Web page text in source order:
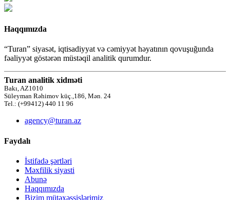
Haqqımızda
“Turan” siyasət, iqtisadiyyat və cəmiyyət həyatının qovuşuğunda
fəaliyyət göstərən müstəqil analitik qurumdur.
Turan analitik xidməti
Bakı, AZ1010
Süleyman Rəhimov küç.,186, Mən. 24
Tel.: (+99412) 440 11 96
agency@turan.az
Faydalı
İstifadə şərtləri
Məxfilik siyasti
Abunə
Haqqımızda
Bizim mütəxəssislərimiz